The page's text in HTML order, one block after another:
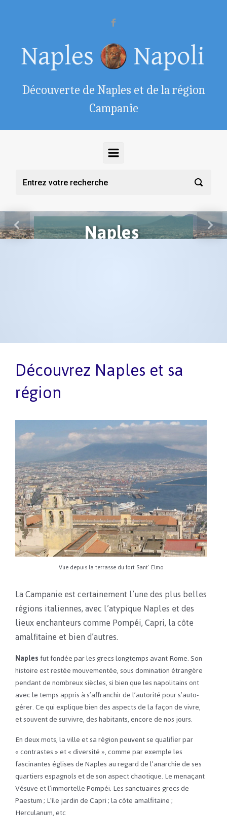
Découverte de Naples et de la région
Campanie
Naples
Previous Next
Découvrez Naples et sa
région
Vue depuis la terrasse du fort Sant’ Elmo
La Campanie est certainement l’une des plus belles
régions italiennes, avec l’atypique Naples et des
lieux enchanteurs comme Pompéi, Capri, la côte
amalfitaine et bien d’autres.
Naplesfut fondée par les grecs longtemps avant Rome. Son
histoire est restée mouvementée, sous domination étrangère
pendant de nombreux siècles, si bien que les napolitains ont
avec le temps appris à s’affranchir de l’autorité pour s’auto-
gérer. Ce qui explique bien des aspects de la façon de vivre,
et souvent de survivre, des habitants, encore de nos jours.
En deux mots, la ville et sa région peuvent se qualifier par
« contrastes » et « diversité », comme par exemple les
fascinantes églises de Naples au regard de l’anarchie de ses
quartiers espagnols et de son aspect chaotique. Le menaçant
Vésuve et l’immortelle Pompéi. Les sanctuaires grecs de
Paestum ; L’île jardin de Capri ; la côte amalfitaine ;
Herculanum, etc